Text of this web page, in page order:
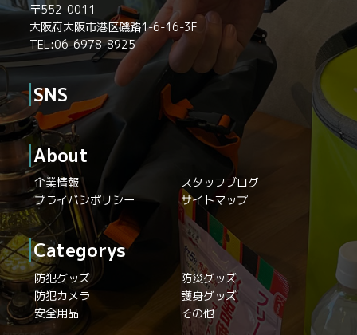
〒552-0011
大阪府大阪市港区磯路1-6-16-3F
TEL:06-6978-8925
SNS
About
企業情報
スタッフブログ
プライバシポリシー
サイトマップ
Categorys
防犯グッズ
防災グッズ
防犯カメラ
護身グッズ
安全用品
その他